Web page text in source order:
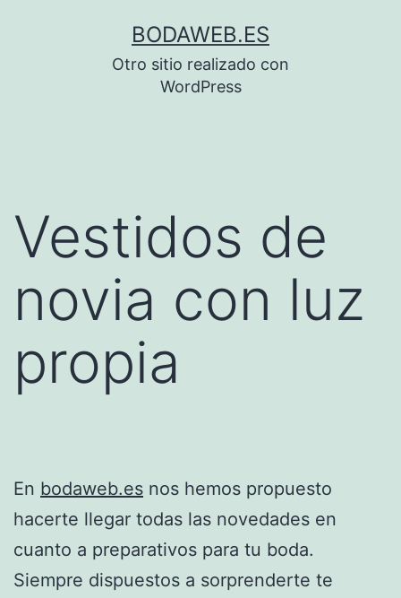
BODAWEB.ES
Otro sitio realizado con
WordPress
Vestidos de
novia con luz
propia
En bodaweb.es nos hemos propuesto
hacerte llegar todas las novedades en
cuanto a preparativos para tu boda.
Siempre dispuestos a sorprenderte te